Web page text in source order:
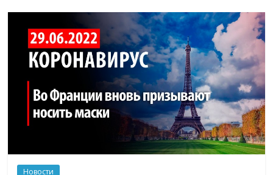
Новости